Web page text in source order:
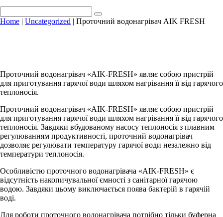
Home | Uncategorized | Проточний водонагрівач AIK FRESH
Проточний водонагрівач «AIK-FRESH» являє собою пристрій
для приготування гарячої води шляхом нагрівання її від гарячого
теплоносія.
Проточний водонагрівач «AIK-FRESH» являє собою пристрій
для приготування гарячої води шляхом нагрівання її від гарячого
теплоносія. Завдяки вбудованому насосу теплоносія з плавним
регулюванням продуктивності, проточний водонагрівач
дозволяє регулювати температуру гарячої води незалежно від
температури теплоносія.
Особливістю проточного водонагрівача «AIK-FRESH» є
відсутність накопичувальної ємності з санітарної гарячою
водою. Завдяки цьому виключається поява бактерій в гарячій
воді.
Для роботи проточного водонагрівача потрібно тільки буферна